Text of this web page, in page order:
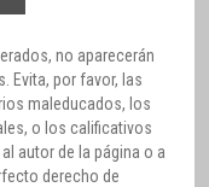
no aparecerán
Evita, por favor, las
maleducados, los
o los calificativos
autor de la página o a
derecho de